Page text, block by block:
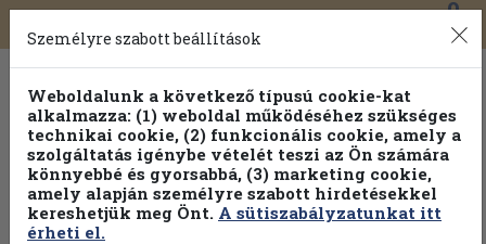
Toggle
navigation
0
Személyre szabott beállítások
Weboldalunk a következő típusú cookie-kat
alkalmazza: (1) weboldal működéséhez szükséges
technikai cookie, (2) funkcionális cookie, amely a
szolgáltatás igénybe vételét teszi az Ön számára
könnyebbé és gyorsabbá, (3) marketing cookie,
amely alapján személyre szabott hirdetésekkel
kereshetjük meg Önt. A sütiszabályzatunkat itt
érheti el.